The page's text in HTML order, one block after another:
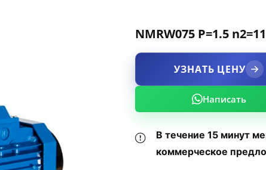
NMRW075 P=1.5
УЗНАТЬ ЦЕНУ
Написать
В течение 15 минут
коммерческое